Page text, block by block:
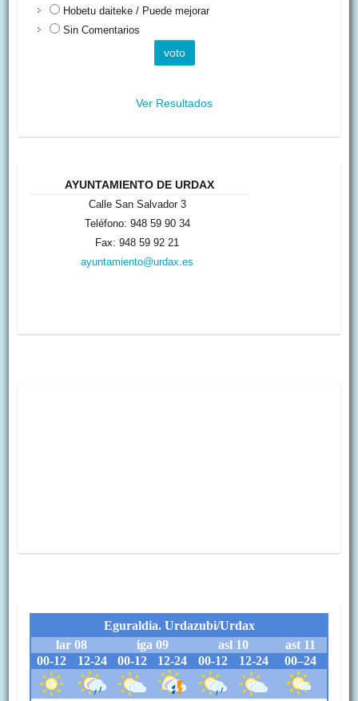
Hobetu daiteke / Puede mejorar
Sin Comentarios
Ver Resultados
AYUNTAMIENTO DE URDAX
Calle San Salvador 3
Teléfono: 948 59 90 34
Fax: 948 59 92 21
ayuntamiento@urdax.es